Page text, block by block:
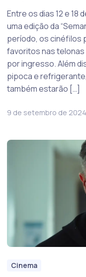
Entre os dias 12 e 18
uma edição da
período, os cinéfilos
favoritos nas telonas
por ingresso. Além
pipoca e
também estarão […]
9 de setembro de 2024
Cinema